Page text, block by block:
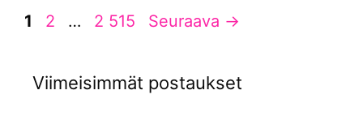
Sivu
1 Sivu
2 … Sivu
2 515 Seuraava →
Viimeisimmät postaukset